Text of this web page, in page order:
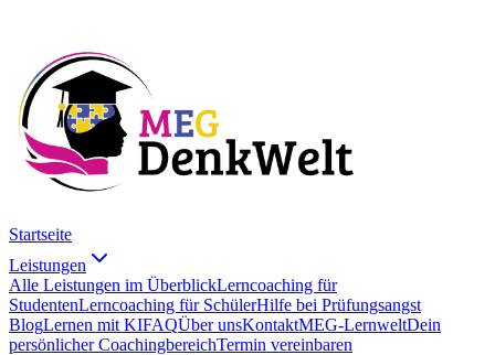
Startseite
Leistungen
Alle Leistungen im ÜberblickLerncoaching für
StudentenLerncoaching für SchülerHilfe bei Prüfungsangst
BlogLernen mit KIFAQÜber unsKontaktMEG-LernweltDein
persönlicher CoachingbereichTermin vereinbaren